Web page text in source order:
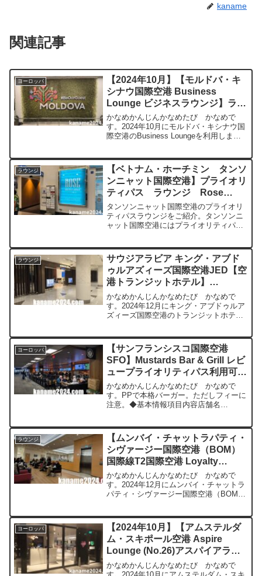
kaname
関連記事
ヨーロッパ
【2024年10月】【モルドバ・キ
シナウ国際空港 Business
Lounge ビジネスラウンジ】ラウ
ンジレビュー プライオリティパ
ス使用可
かなめかんじんかなめたび かなめで
す。2024年10月にモルドバ・キシナウ国
際空港のBusiness Loungeを利用しまし
ラウンジ
【ベトナム・ホーチミン タンソ
ンニャット国際空港】プライオリ
ティパス ラウンジ Rose
Business Lounge ローズビジ
ネスラウンジ
タンソンニャット国際空港のプライオリ
ティパスラウンジをご紹介。タンソンニ
ャット国際空港にはプライオリティパス
Rose Business Lo...
ラウンジ
サウジアラビア キング・アブド
ゥルアズィーズ国際空港JED【空
港トランジットホテル】
【Aerotel】 宿泊レビュー｜空港
直結・清潔＆快適ステイ【2024
年12月】
かなめかんじんかなめたび かなめで
す。2024年12月にキング・アブドゥルア
ズィーズ国際空港のトランジットホテル
締めくくりとして、スキポール空港
（AMS）から...
ヨーロッパ
【サンフランシスコ国際空港
SFO】Mustards Bar & Grill レビ
ュープライオリティパス利用可
【2025年10月】
かなめかんじんかなめたび かなめで
す。PPで本格バーガー。ただしフィーに
注意。◆基本情報項目内容店舗名
2025...
ラウンジ
【ムンバイ・チャットラパティ・
シヴァージー国際空港（BOM）
国際線T2国際空港 Loyalty
Lounge 】ラウンジレビュー プ
ライオリティパス使用可【2024
年12月】
かなめかんじんかなめたび かなめで
す。2024年12月にムンバイ・チャットラ
パティ・シヴァージー国際空港（BOM）
【基本情報】ラウンジの場所・営業時間
「Loy...
ヨーロッパ
【2024年10月】【アムステルダ
ム・スキポール空港 Aspire
Lounge (No.26)アスパイアラウ
ンジ】ラウンジレビュー プライ
かなめかんじんかなめたび かなめで